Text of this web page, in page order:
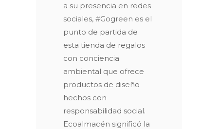
a su presencia en redes
sociales, #Gogreen es el
punto de partida de
esta tienda de regalos
con conciencia
ambiental que ofrece
productos de diseño
hechos con
responsabilidad social.
Ecoalmacén significó la